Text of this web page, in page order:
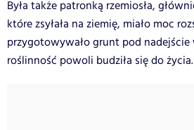
Była także patronką rzemiosła,
które zsyłała na ziemię, miało moc
przygotowywało grunt pod nadejście
roślinność powoli budziła się do życia.